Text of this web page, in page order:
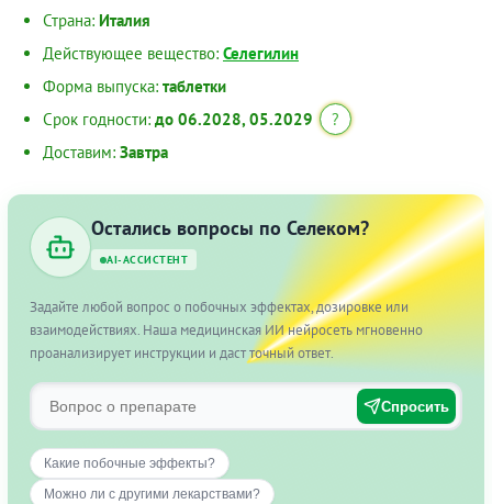
Страна: Италия
Действующее вещество: Селегилин
Форма выпуска: таблетки
Срок годности: до 06.2028, 05.2029
?
Доставим: Завтра
Остались вопросы по Селеком?
AI-АССИСТЕНТ
Задайте любой вопрос о побочных эффектах, дозировке или
взаимодействиях. Наша медицинская ИИ нейросеть мгновенно
проанализирует инструкции и даст точный ответ.
Спросить
Какие побочные эффекты?
Можно ли с другими лекарствами?